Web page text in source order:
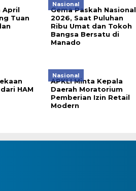
April
Tuan
Nasional
Gema Paskah Nasional
2026, Saat Puluhan
Ribu Umat dan Tokoh
Bangsa Bersatu di
Manado
HAM
Nasional
APKLI Minta Kepala
Daerah Moratorium
Pemberian Izin Retail
Modern